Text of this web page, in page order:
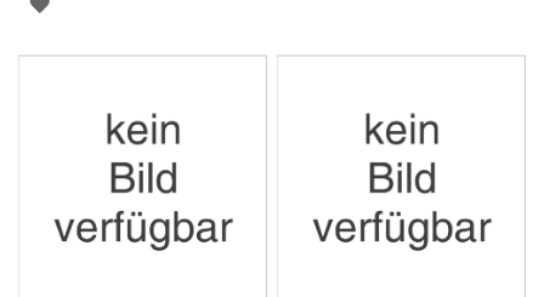
HINZUFÜGEN